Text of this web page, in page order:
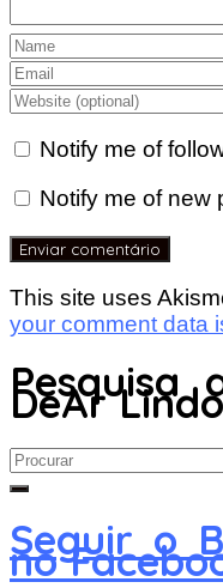
Notify me of
Notify me of new
This site uses
your comment data
Pesquisa
DeAr Lindo
Search
for:
Seguir o
no